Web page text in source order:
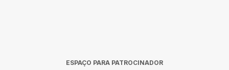
ESPAÇO PARA PATROCINADOR